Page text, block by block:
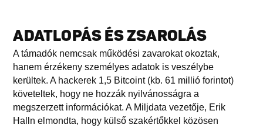
ADATLOPÁS ÉS ZSAROLÁS
A támadók nemcsak működési zavarokat okoztak,
hanem érzékeny személyes adatok is veszélybe
kerültek. A hackerek 1,5 Bitcoint (kb. 61 millió forintot)
követeltek, hogy ne hozzák nyilvánosságra a
megszerzett információkat. A Miljdata vezetője, Erik
Halln elmondta, hogy külső szakértőkkel közösen